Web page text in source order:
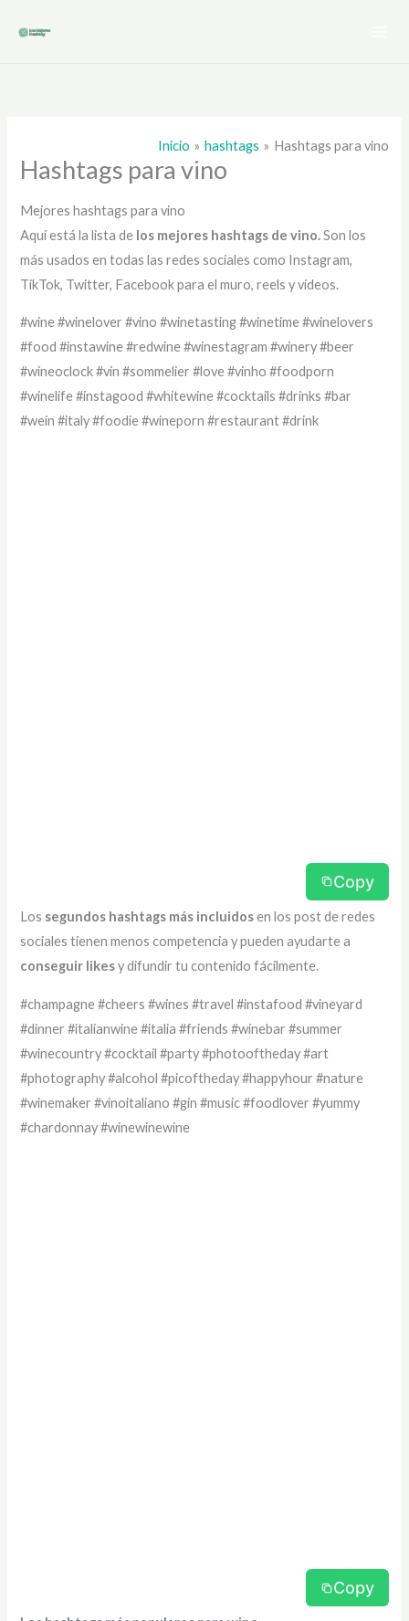
Inicio hashtags Hashtags para vino
Hashtags para vino
Mejores hashtags para vino
Aquí está la lista de los mejores hashtags devino.Son los
más usados en todas las redes sociales como Instagram,
TikTok, Twitter, Facebook para el muro, reels y videos.
#wine #winelover #vino #winetasting #winetime #winelovers
#food #instawine #redwine #winestagram #winery #beer
#wineoclock #vin #sommelier #love #vinho #foodporn
#winelife #instagood #whitewine #cocktails #drinks #bar
#wein #italy #foodie #wineporn #restaurant #drink
Copy
Los segundos hashtags más incluidosen los post de redes
sociales tienen menos competencia y pueden ayudarte a
conseguir likesy difundir tu contenido fácilmente.
#champagne #cheers #wines #travel #instafood #vineyard
#dinner #italianwine #italia #friends #winebar #summer
#winecountry #cocktail #party #photooftheday #art
#photography #alcohol #picoftheday #happyhour #nature
#winemaker #vinoitaliano #gin #music #foodlover #yummy
#chardonnay #winewinewine
Copy